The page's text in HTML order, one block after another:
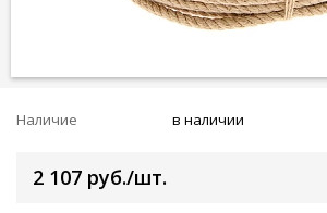
Наличие в наличии
2 107 руб./шт.